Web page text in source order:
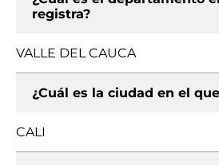
registra?
VALLE DEL CAUCA
¿Cuál es la ciudad en el
CALI